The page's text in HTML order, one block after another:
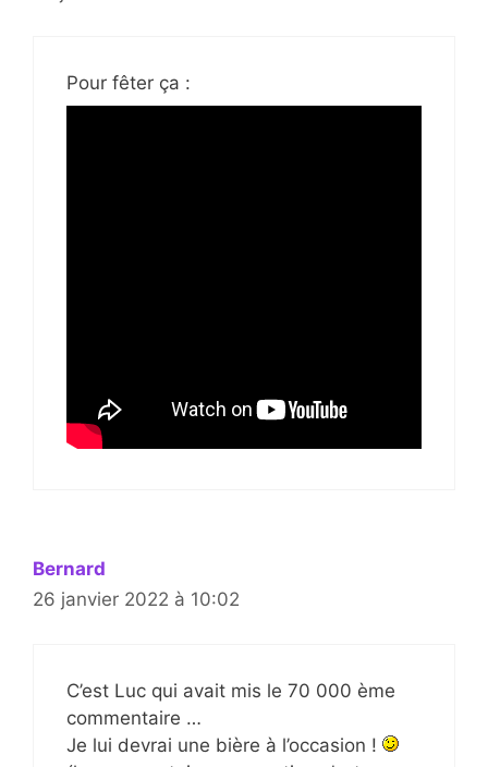
Pour fêter ça :
Bernard
26 janvier 2022 à 10:02
C’est Luc qui avait mis le 70 000 ème
commentaire …
Je lui devrai une bière à l’occasion !